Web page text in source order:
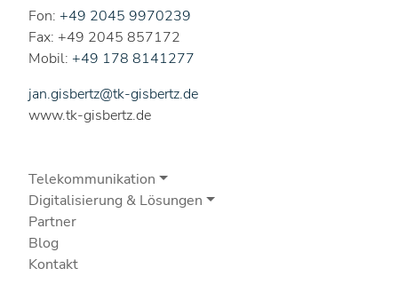
Fon: +49 2045 9970239
Fax: +49 2045 857172
Mobil: +49 178 8141277
jan.gisbertz@tk-gisbertz.de
www.tk-gisbertz.de
Telekommunikation
Digitalisierung & Lösungen
Partner
Blog
Kontakt